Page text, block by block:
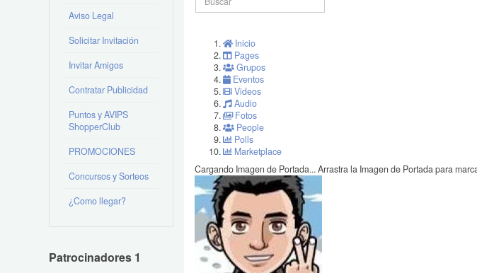
Inicio
Pages
Grupos
Eventos
Videos
Audio
Fotos
People
Polls
Marketplace
Cargando Imagen de Portada...Arrastra la Imagen de Portada para
Aviso Legal
Solicitar Invitación
Invitar Amigos
Contratar Publicidad
Puntos y AVIPS
ShopperClub
PROMOCIONES
Concursos y Sorteos
¿Como llegar?
Patrocinadores 1